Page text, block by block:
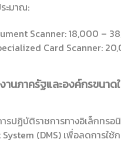
ะมาณ:
Scanner: 18,000 –
Card Scanner:
านภาครัฐและองค์กรขนา
รปฏิบัติราชการทางอิเล็กทร
(DMS) เพื่อลดการใช้